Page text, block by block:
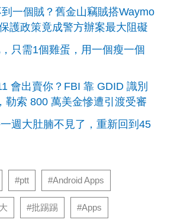
一個賊？舊金山竊賊搭Waymo
護政策竟成警方辦案最大阻礙
只需1個雞蛋，用一個瘦一個
會出賣你？FBI 靠 GDID 識別
勒索 800 萬美金慘遭引渡受審
週大肚腩不見了，重新回到45
#ptt #Android Apps
#批踢踢 #Apps